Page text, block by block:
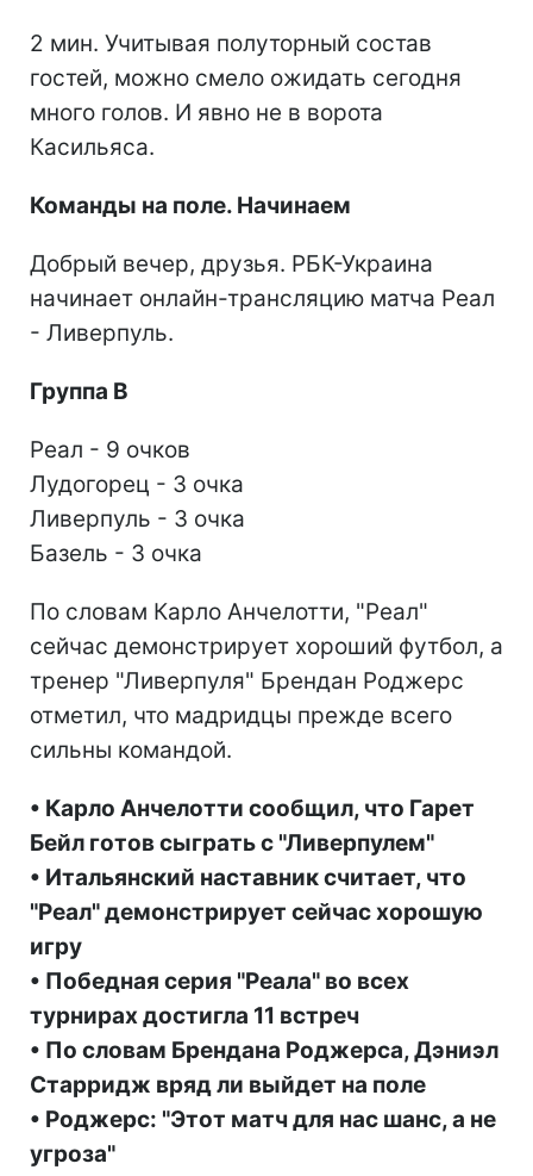
2 мин. Учитывая полуторный состав
гостей, можно смело ожидать сегодня
много голов. И явно не в ворота
Касильяса.
Команды на поле. Начинаем
Добрый вечер, друзья. РБК-Украина
начинает онлайн-трансляцию матча Реал
- Ливерпуль.
Группа В
Реал - 9 очков
Лудогорец - 3 очка
Ливерпуль - 3 очка
Базель - 3 очка
По словам Карло Анчелотти, "Реал"
сейчас демонстрирует хороший футбол, а
тренер "Ливерпуля" Брендан Роджерс
отметил, что мадридцы прежде всего
сильны командой.
• Карло Анчелотти сообщил, что Гарет
Бейл готов сыграть с "Ливерпулем"
• Итальянский наставник считает, что
"Реал" демонстрирует сейчас хорошую
игру
• Победная серия "Реала" во всех
турнирах достигла 11 встреч
• По словам Брендана Роджерса, Дэниэл
Старридж вряд ли выйдет на поле
• Роджерс: "Этот матч для нас шанс, а не
угроза"